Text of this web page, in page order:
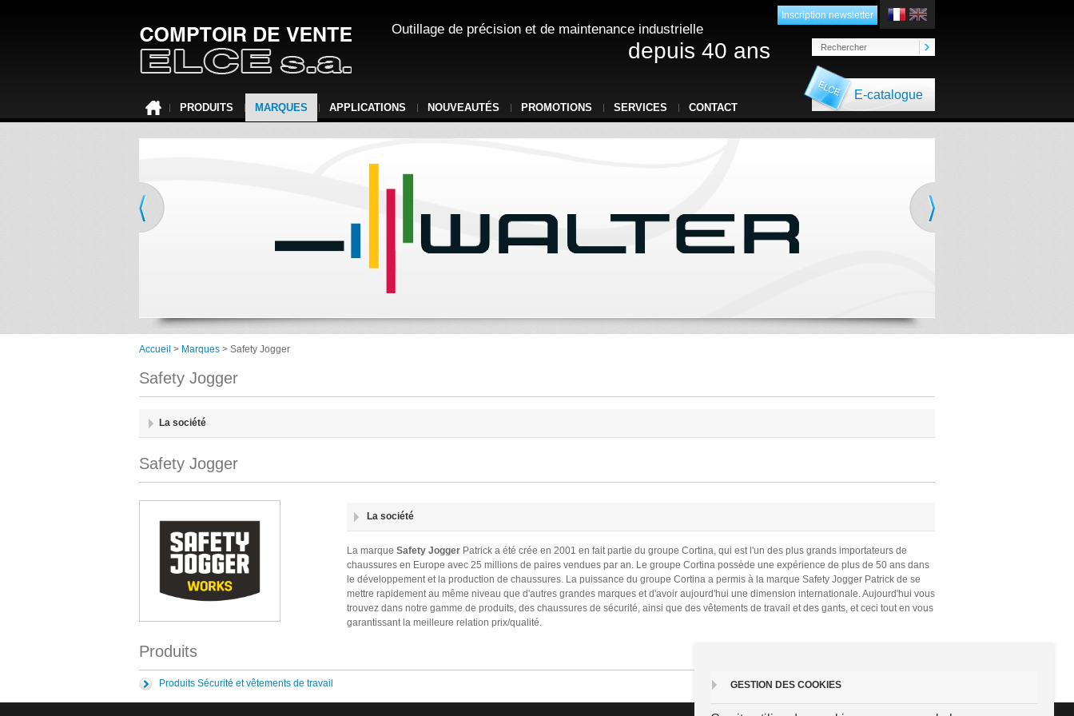
Outillage de précision et de maintenance industrielle
depuis 40 ans
Inscription newsletter
PRODUITS MARQUES APPLICATIONS NOUVEAUTÉS PROMOTIONS SERVICES CONTACT
E-catalogue
Accueil > Marques > Safety Jogger
Safety Jogger
La société
Safety Jogger
La société
La marque Safety Jogger Patrick a été crée en 2001 en fait partie du groupe Cortina, qui est l'un des plus grands importateurs de
chaussures en Europe avec 25 millions de paires vendues par an. Le groupe Cortina possède une expérience de plus de 50 ans dans
le développement et la production de chaussures. La puissance du groupe Cortina a permis à la marque Safety Jogger Patrick de se
mettre rapidement au même niveau que d'autres grandes marques et d'avoir aujourd'hui une dimension internationale. Aujourd'hui vous
trouvez dans notre gamme de produits, des chaussures de sécurité, ainsi que des vêtements de travail et des gants, et ceci tout en vous
garantissant la meilleure relation prix/qualité.
Produits
Produits Sécurité et vêtements de travail GESTION DES COOKIES